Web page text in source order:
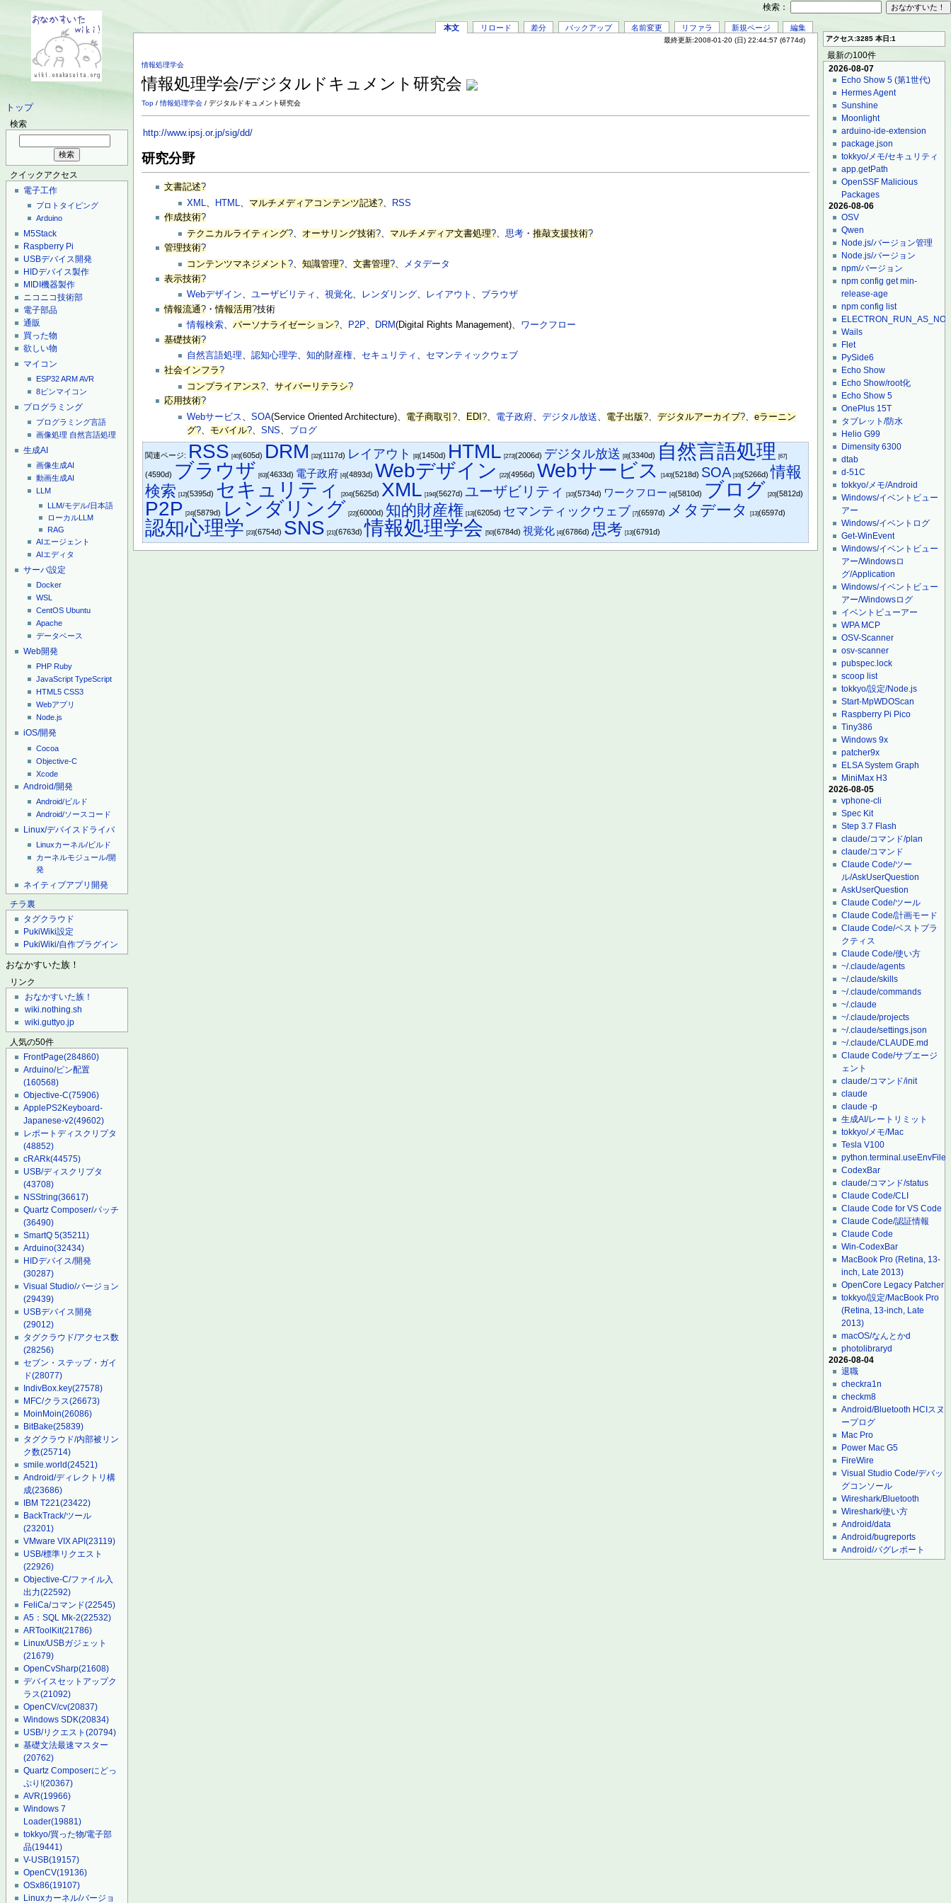
トップ
検索
クイックアクセス
電子工作
プロトタイピング
Arduino
M5Stack
Raspberry Pi
USBデバイス開発
HIDデバイス製作
MIDI機器製作
ニコニコ技術部
電子部品
通販
買った物
欲しい物
マイコン
ESP32ARMAVR
8ピンマイコン
プログラミング
プログラミング言語
画像処理 自然言語処理
生成AI
画像生成AI
動画生成AI
LLM
LLM/モデル/日本語
ローカルLLM
RAG
AIエージェント
AIエディタ
サーバ設定
Docker
WSL
CentOS Ubuntu
Apache
データベース
Web開発
PHP Ruby
JavaScript TypeScript
HTML5 CSS3
Webアプリ
Node.js
iOS/開発
Cocoa
Objective-C
Xcode
Android/開発
Android/ビルド
Android/ソースコード
Linux/デバイスドライバ
Linuxカーネル/ビルド
カーネルモジュール/開
発
ネイティブアプリ開発
チラ裏
タグクラウド
PukiWiki設定
PukiWiki/自作プラグイン
おなかすいた族！
リンク
おなかすいた族！
wiki.nothing.sh
wiki.guttyo.jp
人気の50件
FrontPage(284860)
Arduino/ピン配置
(160568)
Objective-C(75906)
ApplePS2Keyboard-
Japanese-v2(49602)
レポートディスクリプタ
(48852)
cRARk(44575)
USB/ディスクリプタ
(43708)
NSString(36617)
Quartz Composer/パッチ
(36490)
SmartQ 5(35211)
Arduino(32434)
HIDデバイス/開発
(30287)
Visual Studio/バージョン
(29439)
USBデバイス開発
(29012)
タグクラウド/アクセス数
(28256)
セブン・ステップ・ガイ
ド(28077)
IndivBox.key(27578)
MFC/クラス(26673)
MoinMoin(26086)
BitBake(25839)
タグクラウド/内部被リン
ク数(25714)
smile.world(24521)
Android/ディレクトリ構
成(23686)
IBM T221(23422)
BackTrack/ツール
(23201)
VMware VIX API(23119)
USB/標準リクエスト
(22926)
Objective-C/ファイル入
出力(22592)
FeliCa/コマンド(22545)
A5：SQL Mk-2(22532)
ARToolKit(21786)
Linux/USBガジェット
(21679)
OpenCvSharp(21608)
デバイスセットアップク
ラス(21092)
OpenCV/cv(20837)
Windows SDK(20834)
USB/リクエスト(20794)
基礎文法最速マスター
(20762)
Quartz Composerにどっ
ぷり!(20367)
AVR(19966)
Windows 7
Loader(19881)
tokkyo/買った物/電子部
品(19441)
V-USB(19157)
OpenCV(19136)
OSx86(19107)
Linuxカーネル/バージョ
本文 リロード 差分 バックアップ 名前変更 リファラ 新規ページ 編集
最終更新:2008-01-20 (日) 22:44:57 (6774d)
情報処理学会
情報処理学会/デジタルドキュメント研究会
Top /情報処理学会 / デジタルドキュメント研究会
http://www.ipsj.or.jp/sig/dd/
研究分野
文書記述?
XML、 HTML、 マルチメディアコンテンツ記述?、
RSS
作成技術?
テクニカルライティング?、 オーサリング技術?、 マルチメディア文書処理?、思考 ・推敲支援技術?
管理技術?
コンテンツマネジメント?、知識管理?、文書管理?、
メタデータ
表示技術?
Webデザイン、ユーザビリティ 、視覚化、 レンダリング、 レイアウト 、 ブラウザ
情報流通? ・情報活用?技術
情報検索、パーソナライゼーション?、 P2P、 DRM(Digital Rights Management)、 ワークフロー
基礎技術?
自然言語処理、認知心理学、知的財産権、 セキュリティ 、 セマンティックウェブ
社会インフラ?
コンプライアンス? 、サイバーリテラシ?
応用技術?
Webサービス
、SOA(Service Oriented Architecture)、 電子商取引? EDI? 電子政府 、デジタル放送 電子出版? 、デジタルアーカイブ? 、eラーニン
グ? モバイル? 、SNS ブログ
関連ページ: RSS [40](605d) DRM [32](1117d) レイアウト [8](1450d) HTML [273](2006d) デジタル放送 [8](3340d) 自然言語処理 [67]
(4590d) ブラウザ [63](4633d) 電子政府 [4](4893d) Webデザイン [22](4956d) Webサービス [140](5218d) SOA [10](5266d)情報
検索 [12](5395d) セキュリティ [204](5625d) XML [194](5627d)ユーザビリティ [10](5734d) ワークフロー [4](5810d) ブログ [20](5812d)
P2P [24](5879d) レンダリング [22](6000d) 知的財産権 [13](6205d) セマンティックウェブ [7](6597d) メタデータ [13](6597d)
認知心理学 [23](6754d) SNS [21](6763d) 情報処理学会 [50](6784d)視覚化 [4](6786d) 思考 [13](6791d)
アクセス:3285 本日:1
最新の100件
2026-08-07
Echo Show 5 (第1世代)
Hermes Agent
Sunshine
Moonlight
arduino-ide-extension
package.json
tokkyo/メモ/セキュリティ
app.getPath
OpenSSF Malicious
Packages
2026-08-06
OSV
Qwen
Node.js/バージョン管理
Node.js/バージョン
npm/バージョン
npm config get min-
release-age
npm config list
Wails
Flet
PySide6
Echo Show
Echo Show/root化
Echo Show 5
OnePlus 15T
タブレット/防水
Helio G99
Dimensity 6300
dtab
d-51C
tokkyo/メモ/Android
Windows/イベントビュー
アー
Windows/イベントログ
Get-WinEvent
Windows/イベントビュー
アー/Windowsロ
グ/Application
Windows/イベントビュー
アー/Windowsログ
イベントビューアー
WPA MCP
OSV-Scanner
osv-scanner
pubspec.lock
scoop list
tokkyo/設定/Node.js
Start-MpWDOScan
Raspberry Pi Pico
Tiny386
Windows 9x
patcher9x
ELSA System Graph
MiniMax H3
2026-08-05
vphone-cli
Spec Kit
Step 3.7 Flash
claude/コマンド/plan
claude/コマンド
Claude Code/ツー
ル/AskUserQuestion
AskUserQuestion
Claude Code/ツール
Claude Code/計画モード
Claude Code/ベストプラ
クティス
Claude Code/使い方
~/.claude/agents
~/.claude/skills
~/.claude/commands
~/.claude
~/.claude/projects
~/.claude/settings.json
~/.claude/CLAUDE.md
Claude Code/サブエージ
ェント
claude/コマンド/init
claude
claude -p
生成AI/レートリミット
tokkyo/メモ/Mac
Tesla V100
python.terminal.useEnvFile
CodexBar
claude/コマンド/status
Claude Code/CLI
Claude Code for VS Code
Claude Code/認証情報
Claude Code
Win-CodexBar
MacBook Pro (Retina, 13-
inch, Late 2013)
OpenCore Legacy Patcher
tokkyo/設定/MacBook Pro
(Retina, 13-inch, Late
2013)
macOS/なんとかd
photolibraryd
2026-08-04
退職
checkra1n
checkm8
Android/Bluetooth HCIスヌ
ープログ
Mac Pro
Power Mac G5
FireWire
Visual Studio Code/デバッ
グコンソール
Wireshark/Bluetooth
Wireshark/使い方
Android/data
Android/bugreports
Android/バグレポート
検索：